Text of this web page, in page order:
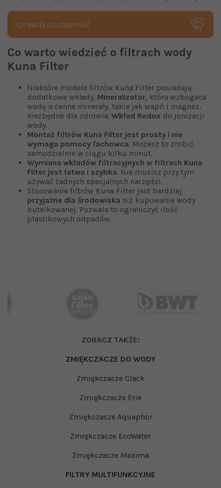
Sprawdź dostępność
Co warto wiedzieć o filtrach wody
Kuna Filter
Niektóre modele filtrów Kuna Filter posiadają
dodatkowe wkłady. Mineralizator, która wzbogaca
wodę o cenne minerały, takie jak wapń i magnez,
niezbędne dla zdrowia. Wkład Redox do jonizacji
wody.
Montaż filtrów Kuna Filter jest prosty i nie
wymaga pomocy fachowca. Możesz to zrobić
samodzielnie w ciągu kilku minut.
Wymiana wkładów filtracyjnych w filtrach Kuna
Filter jest łatwa i szybka. Nie musisz przy tym
używać żadnych specjalnych narzędzi.
Stosowanie filtrów Kuna Filter jest bardziej
przyjazne dla środowiska niż kupowanie wody
butelkowanej. Pozwala to ograniczyć ilość
plastikowych odpadów.
ZOBACZ TAKŻE:
ZMIĘKCZACZE DO WODY
Zmiękczacze Clack
Zmiękczacze Erie
Zmiękczacze Aquaphor
Zmiękczacze EcoWater
Zmiękczacze Maxima
FILTRY MULTIFUNKCYJNE